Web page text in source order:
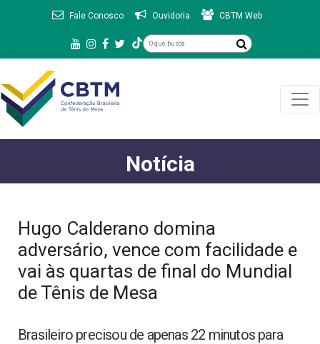
Fale Conosco Ouvidoria CBTM Web
Notícia
Hugo Calderano domina
adversário, vence com facilidade e
vai às quartas de final do Mundial
de Tênis de Mesa
Brasileiro precisou de apenas 22 minutos para